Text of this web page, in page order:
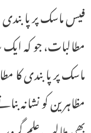
فیس ماسک پر پابندی
مطالبات، جو کہ
ماسک پر پابندی کا
مظاہرین کو نشانہ